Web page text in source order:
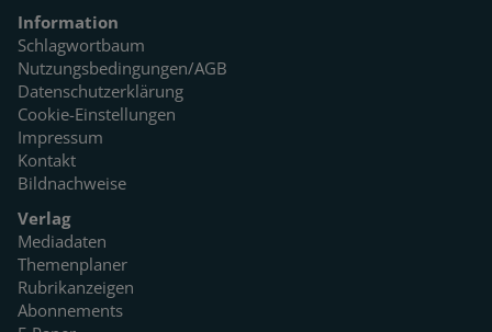
Information
Schlagwortbaum
Nutzungsbedingungen/AGB
Datenschutzerklärung
Cookie-Einstellungen
Impressum
Kontakt
Bildnachweise
Verlag
Mediadaten
Themenplaner
Rubrikanzeigen
Abonnements